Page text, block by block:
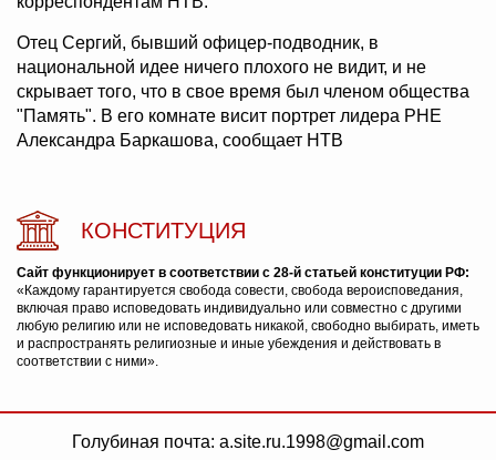
Отец Сергий, бывший офицер-подводник, в
национальной идее ничего плохого не видит, и не
скрывает того, что в свое время был членом общества
"Память". В его комнате висит портрет лидера РНЕ
Александра Баркашова, сообщает НТВ
КОНСТИТУЦИЯ
Сайт функционирует в соответствии с 28-й статьей конституции РФ:
«Каждому гарантируется свобода совести, свобода вероисповедания,
включая право исповедовать индивидуально или совместно с другими
любую религию или не исповедовать никакой, свободно выбирать, иметь
и распространять религиозные и иные убеждения и действовать в
соответствии с ними».
Голубиная почта: a.site.ru.1998@gmail.com